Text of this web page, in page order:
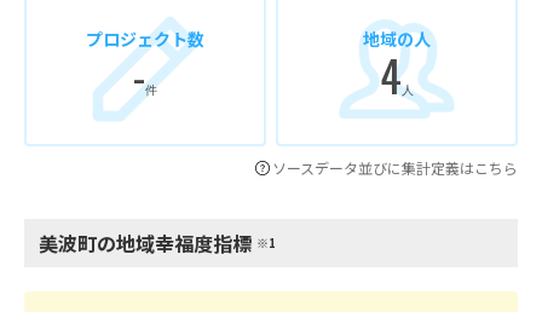
プロジェクト数
-件
地域の人
4人
ソースデータ並びに集計定義はこちら
美波町の地域幸福度指標 ※1